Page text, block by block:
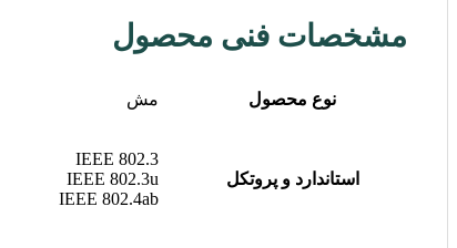
مشخصات فنی محصول
نوع محصول مش
استاندارد و پروتکل
IEEE 802.3
IEEE 802.3u
IEEE 802.4ab